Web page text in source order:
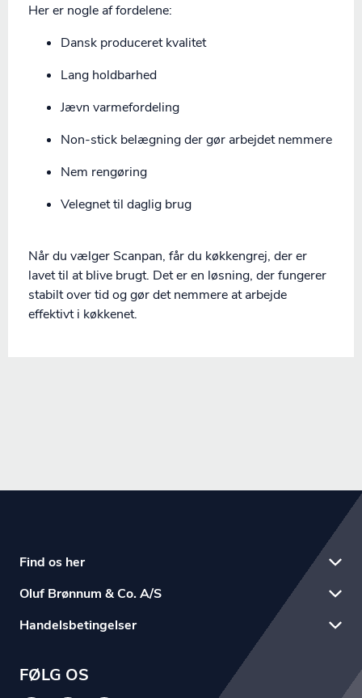
Her er nogle af fordelene:
Dansk produceret kvalitet
Lang holdbarhed
Jævn varmefordeling
Non-stick belægning der gør arbejdet nemmere
Nem rengøring
Velegnet til daglig brug
Når du vælger Scanpan, får du køkkengrej, der er
lavet til at blive brugt. Det er en løsning, der fungerer
stabilt over tid og gør det nemmere at arbejde
effektivt i køkkenet.
Find os her
Oluf Brønnum & Co. A/S
Handelsbetingelser
FØLG OS